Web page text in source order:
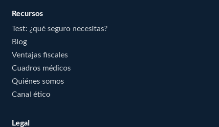
Recursos
Test: ¿qué seguro necesitas?
Blog
Ventajas fiscales
Cuadros médicos
Quiénes somos
Canal ético
Legal